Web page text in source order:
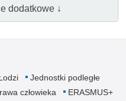
dodatkowe ↓
Jednostki podległe
człowieka
ERASMUS+